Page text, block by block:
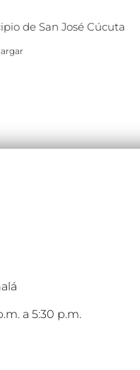
de San José Cúcuta
a 5:30 p.m.